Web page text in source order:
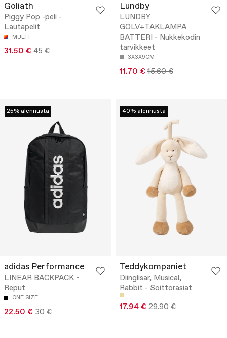
Goliath
Piggy Pop -peli -
Lautapelit
MULTI
31.50 € 45 €
Lundby
LUNDBY
GOLV+TAKLAMPA
BATTERI - Nukkekodin
tarvikkeet
3X3X9CM
11.70 € 15.60 €
25% alennusta
adidas Performance
LINEAR BACKPACK -
Reput
ONE SIZE
22.50 € 30 €
40% alennusta
Teddykompaniet
Diinglisar, Musical,
Rabbit - Soittorasiat
17.94 € 29.90 €